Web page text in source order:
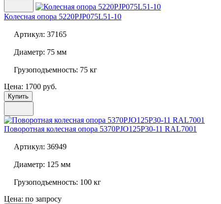
Колесная опора 5220PJP075L51-10
Артикул: 37165
Диаметр: 75 мм
Грузоподъемность: 75 кг
Цена: 1700 руб.
Купить
Поворотная колесная опора 5370PJO125P30-11 RAL7001
Артикул: 36949
Диаметр: 125 мм
Грузоподъемность: 100 кг
Цена: по запросу